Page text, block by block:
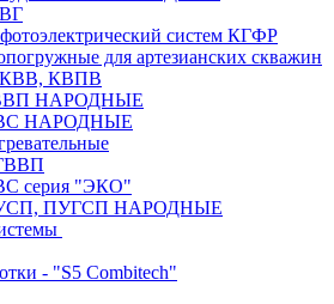
систем КГФР
для артезианских скважин
КВВ, КВПВ
НАРОДНЫЕ
НАРОДНЫЕ
серия "ЭКО"
ПУГСП НАРОДНЫЕ
- "S5 Combitech"